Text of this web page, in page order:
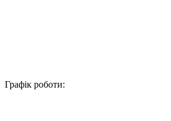
Графік роботи: